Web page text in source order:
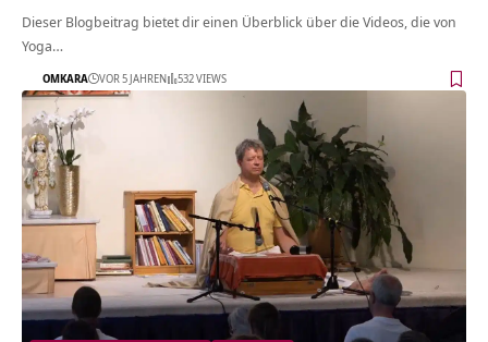
Dieser Blogbeitrag bietet dir einen Überblick über die Videos, die von
Yoga…
OMKARA VOR 5 JAHREN 532 VIEWS